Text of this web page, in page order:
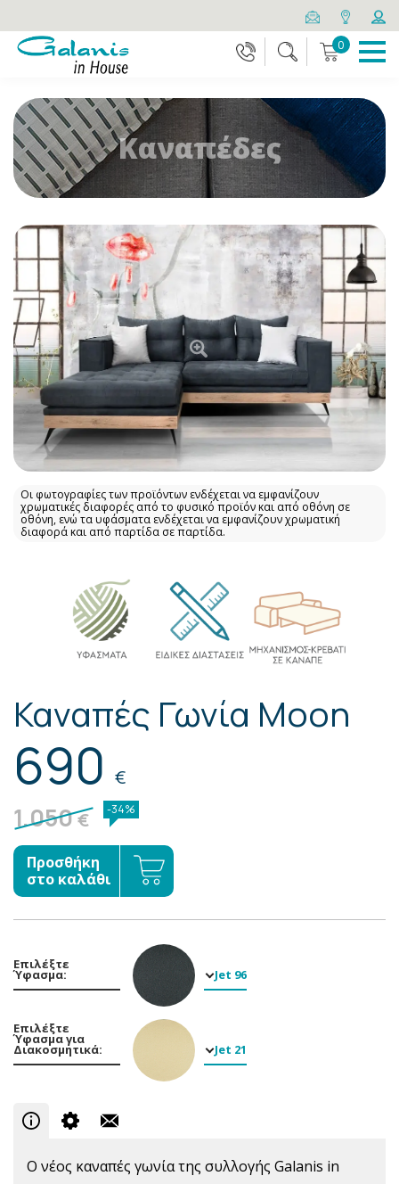
0
Καναπέδες
Οι φωτογραφίες των προϊόντων ενδέχεται να εμφανίζουν
χρωματικές διαφορές από το φυσικό προϊόν και από οθόνη σε
οθόνη, ενώ τα υφάσματα ενδέχεται να εμφανίζουν χρωματική
διαφορά και από παρτίδα σε παρτίδα.
Καναπές Γωνία Moon
690 €
1.050€ -34%
Προσθήκη
στο καλάθι
Επιλέξτε
Ύφασμα: Jet 96
Επιλέξτε
Ύφασμα για
Διακοσμητικά: Jet 21
Ο νέος καναπές γωνία της συλλογής Galanis in